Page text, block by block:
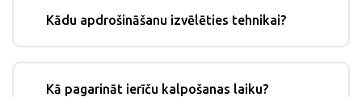
Kādu apdrošināšanu izvēlēties tehnikai?
Kā pagarināt ierīču kalpošanas laiku?